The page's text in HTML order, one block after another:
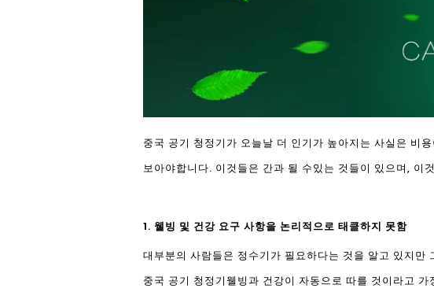
중국 공기 청정기가 오늘날 더 인기가 높아지는 사실은 비
보아야합니다. 이것들은 간과 될 수있는 것들이 있으며, 이
1. 웰빙 및 건강 요구 사항을 논리적으로 태클하지 못함
대부분의 사람들은 정수기가 필요하다는 것을 알고 있지
중국 공기 청정기 웰빙과 건강이 자동으로 따를 것이라고